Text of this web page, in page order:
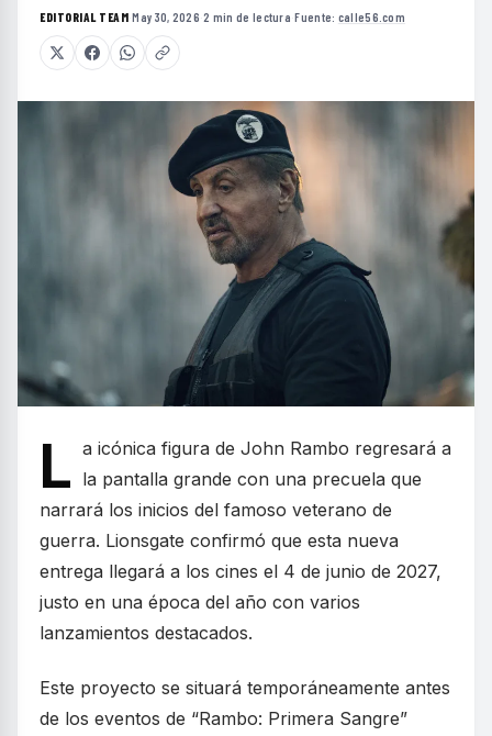
EDITORIAL TEAM·May 30, 2026·2 min de lectura·Fuente: calle56.com
L a icónica figura de John Rambo regresará a
la pantalla grande con una precuela que
narrará los inicios del famoso veterano de
guerra. Lionsgate confirmó que esta nueva
entrega llegará a los cines el 4 de junio de 2027,
justo en una época del año con varios
lanzamientos destacados.
Este proyecto se situará temporáneamente antes
de los eventos de “Rambo: Primera Sangre”